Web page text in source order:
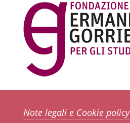
Note legali e Cookie policy